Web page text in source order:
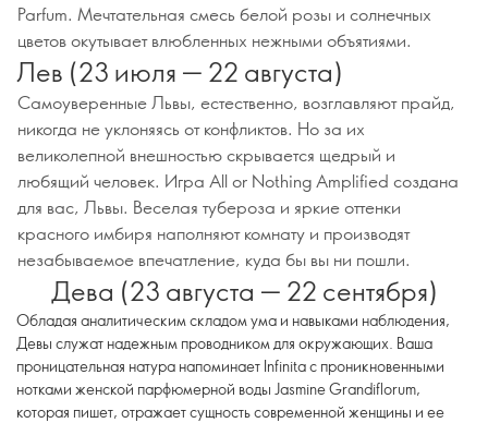
Parfum. Мечтательная смесь белой розы и солнечных
цветов окутывает влюбленных нежными объятиями.
Лев (23 июля — 22 августа)
Самоуверенные Львы, естественно, возглавляют прайд,
никогда не уклоняясь от конфликтов. Но за их
великолепной внешностью скрывается щедрый и
любящий человек. Игра All or Nothing Amplified создана
для вас, Львы. Веселая тубероза и яркие оттенки
красного имбиря наполняют комнату и производят
незабываемое впечатление, куда бы вы ни пошли.
Дева (23 августа — 22 сентября)
Обладая аналитическим складом ума и навыками наблюдения,
Девы служат надежным проводником для окружающих. Ваша
проницательная натура напоминает Infinita с проникновенными
нотками женской парфюмерной воды Jasmine Grandiflorum,
которая пишет, отражает сущность современной женщины и ее